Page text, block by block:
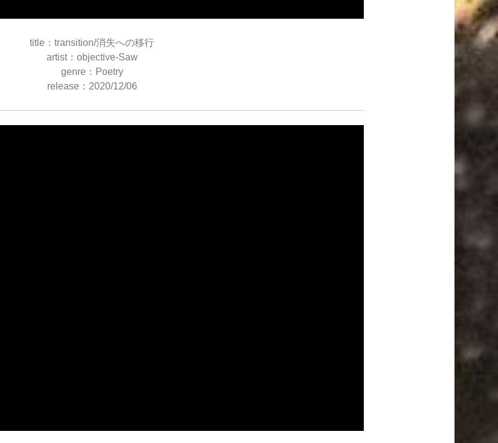
title：transition/消失への移行
artist：objective-Saw
genre：Poetry
release：2020/12/06